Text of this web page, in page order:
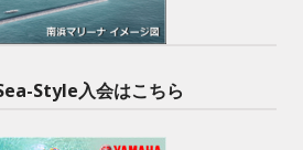
Style入会はこちら